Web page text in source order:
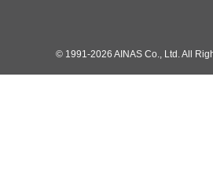
©1991-2026 AINAS Co., Ltd. All